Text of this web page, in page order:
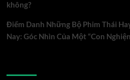
mới
không?
Điểm Danh Những Bộ Phim Thái
Nay: Góc Nhìn Của Một “Con